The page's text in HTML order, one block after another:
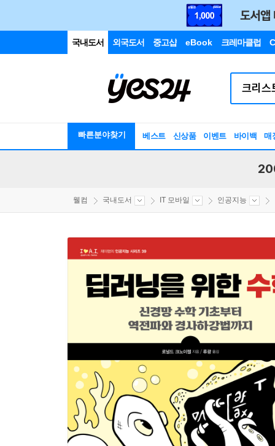
국내도서 외국도서 중고샵 eBook 크레마클럽
빠른분야찾기 베스트 신상품 이벤트 바이백 매
웰컴 국내도서 IT 모바일 인공지능